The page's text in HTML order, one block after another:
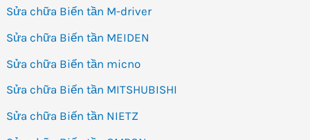
Sửa chữa Biến tần M-driver
Sửa chữa Biến tần MEIDEN
Sửa chữa Biến tần micno
Sửa chữa Biến tần MITSHUBISHI
Sửa chữa Biến tần NIETZ